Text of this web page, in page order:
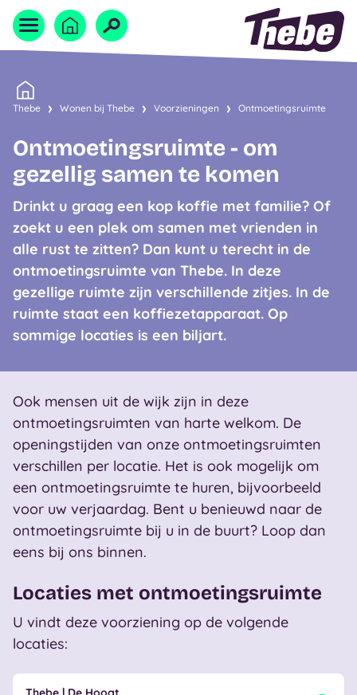
Home
Naar homepage
Thebe Wonen bij Thebe Voorzieningen Ontmoetingsruimte
Ontmoetingsruimte - om
gezellig samen te komen
Drinkt u graag een kop koffie met familie? Of
zoekt u een plek om samen met vrienden in
alle rust te zitten? Dan kunt u terecht in de
ontmoetingsruimte van Thebe. In deze
gezellige ruimte zijn verschillende zitjes. In de
ruimte staat een koffiezetapparaat. Op
sommige locaties is een biljart.
Ook mensen uit de wijk zijn in deze
ontmoetingsruimten van harte welkom. De
openingstijden van onze ontmoetingsruimten
verschillen per locatie. Het is ook mogelijk om
een ontmoetingsruimte te huren, bijvoorbeeld
voor uw verjaardag. Bent u benieuwd naar de
ontmoetingsruimte bij u in de buurt? Loop dan
eens bij ons binnen.
Locaties met ontmoetingsruimte
U vindt deze voorziening op de volgende
locaties: